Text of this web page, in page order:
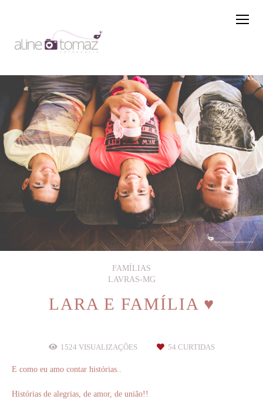
FAMÍLIAS
LAVRAS-MG
LARA E FAMÍLIA ♥
1524 VISUALIZAÇÕES 54 CURTIDAS
E como eu amo contar histórias..
Histórias de alegrias, de amor, de união!!